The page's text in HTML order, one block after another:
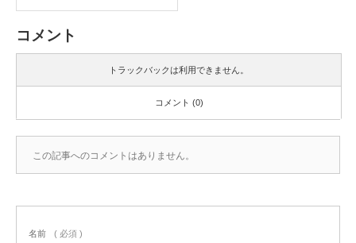
コメント
トラックバックは利用できません。
コメント (0)
この記事へのコメントはありません。
名前 ( 必須 )